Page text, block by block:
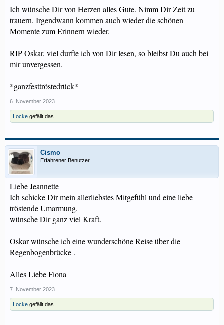
Ich wünsche Dir von Herzen alles Gute. Nimm Dir Zeit zu
trauern. Irgendwann kommen auch wieder die schönen
Momente zum Erinnern wieder.
RIP Oskar, viel durfte ich von Dir lesen, so bleibst Du auch bei
mir unvergessen.
*ganzfesttröstedrück*
6. November 2023
Locke gefällt das.
Cismo
Erfahrener Benutzer
Liebe Jeannette
Ich schicke Dir mein allerliebstes Mitgefühl und eine liebe
tröstende Umarmung.
wünsche Dir ganz viel Kraft.
Oskar wünsche ich eine wunderschöne Reise über die
Regenbogenbrücke .
Alles Liebe Fiona
7. November 2023
Locke gefällt das.